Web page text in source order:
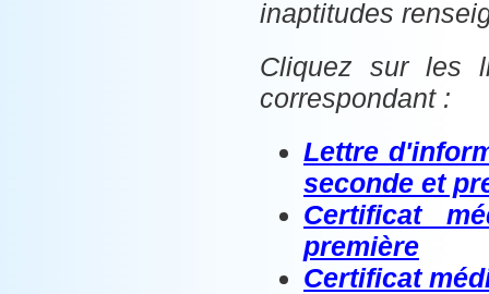
inaptitudes
Cliquez sur les
correspondant :
Lettre
seconde et
Certificat
première
Certificat